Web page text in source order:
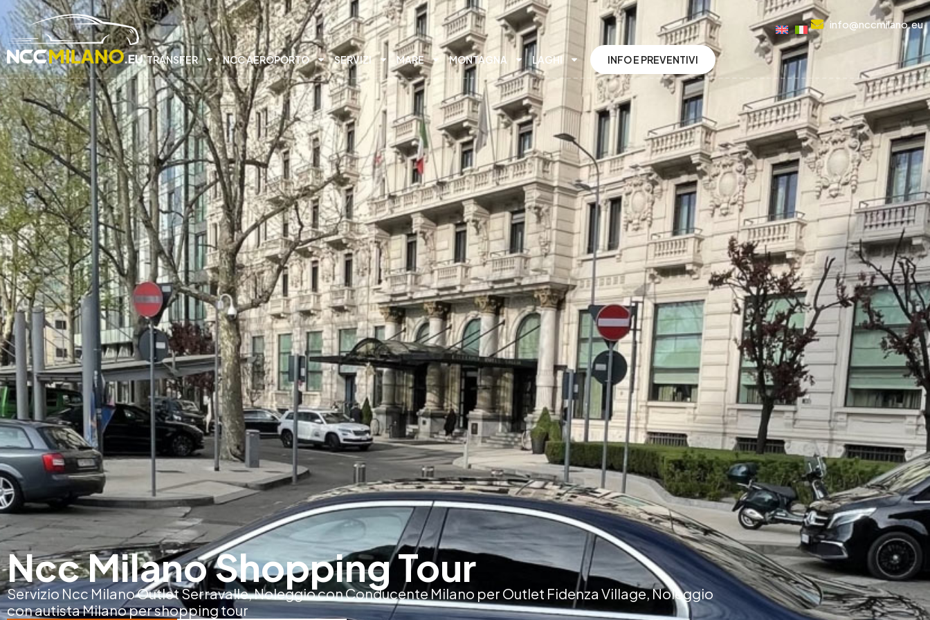
info@nccmilano.eu
TRANSFER NCC AEROPORTO SERVIZI MARE MONTAGNA LAGHI INFO E PREVENTIVI
Ncc Milano Shopping Tour
Servizio Ncc Milano Outlet Serravalle, Noleggio con Conducente Milano per Outlet Fidenza Village, Noleggio
con autista Milano per shopping tour